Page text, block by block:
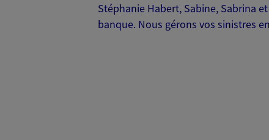
Stéphanie Habert, Sabine, Sabrina
banque. Nous gérons vos sinistres